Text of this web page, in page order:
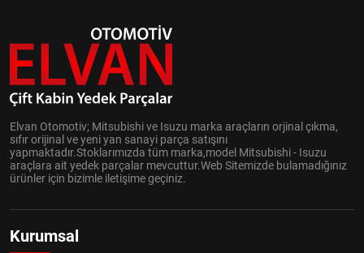
Elvan Otomotiv; Mitsubishi ve Isuzu marka araçların orjinal çıkma,
sıfır orijinal ve yeni yan sanayi parça satışını
yapmaktadır.Stoklarımızda tüm marka,model Mitsubishi - Isuzu
araçlara ait yedek parçalar mevcuttur.Web Sitemizde bulamadığınız
ürünler için bizimle iletişime geçiniz.
Kurumsal